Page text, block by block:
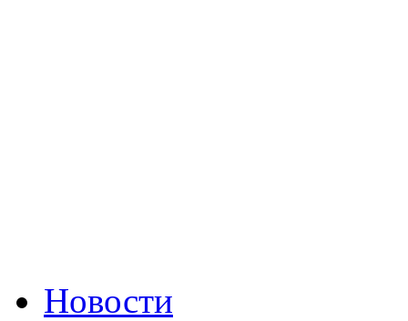
Новости